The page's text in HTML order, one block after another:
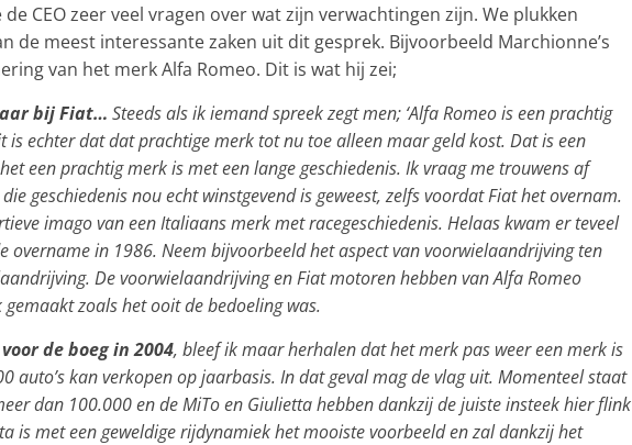
CEO zeer veel vragen over wat zijn verwachtingen zijn. We plukken
de meest interessante zaken uit dit gesprek. Bijvoorbeeld Marchionne’s
van het merk Alfa Romeo. Dit is wat hij zei;
bij Fiat… Steeds als ik iemand spreek zegt men; ‘Alfa Romeo is een prachtig
is echter dat dat prachtige merk tot nu toe alleen maar geld kost. Dat is een
een prachtig merk is met een lange geschiedenis. Ik vraag me trouwens af
geschiedenis nou echt winstgevend is geweest, zelfs voordat Fiat het overnam.
imago van een Italiaans merk met racegeschiedenis. Helaas kwam er teveel
overname in 1986. Neem bijvoorbeeld het aspect van voorwielaandrijving ten
De voorwielaandrijving en Fiat motoren hebben van Alfa Romeo
zoals het ooit de bedoeling was.
de boeg in 2004, bleef ik maar herhalen dat het merk pas weer een merk is
auto’s kan verkopen op jaarbasis. In dat geval mag de vlag uit. Momenteel staat
dan 100.000 en de MiTo en Giulietta hebben dankzij de juiste insteek hier flink
is met een geweldige rijdynamiek het mooiste voorbeeld en zal dankzij het